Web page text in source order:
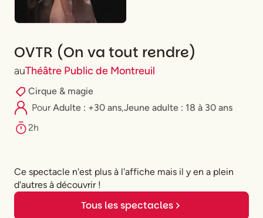
OVTR (On va tout rendre)
auThéâtre Public de Montreuil
Cirque & magie
PourAdulte : +30 ans,⁠Jeune adulte : 18 à 30 ans
2h
Ce spectacle n'est plus à l'affiche mais il y en a plein
d'autres à découvrir !
Tous les spectacles